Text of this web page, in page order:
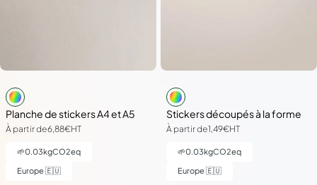
Planche de stickers A4 et A5
À partir de6,88€HT
🌱0.03kgCO2eq
Europe 🇪🇺
Stickers découpés à la forme
À partir de1,49€HT
🌱0.03kgCO2eq
Europe 🇪🇺